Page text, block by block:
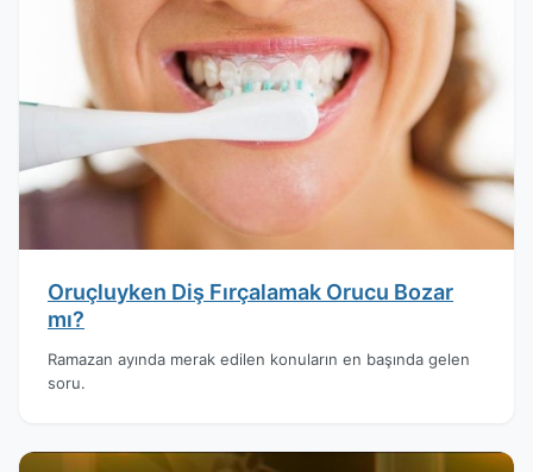
Oruçluyken Diş Fırçalamak Orucu Bozar
mı?
Ramazan ayında merak edilen konuların en başında gelen
soru.